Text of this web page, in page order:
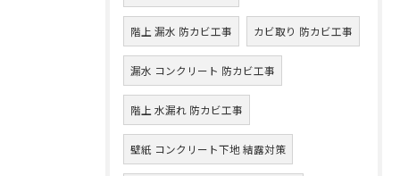
階上 漏水 防カビ工事 カビ取り 防カビ工事
漏水 コンクリート 防カビ工事
階上 水漏れ 防カビ工事
壁紙 コンクリート下地 結露対策